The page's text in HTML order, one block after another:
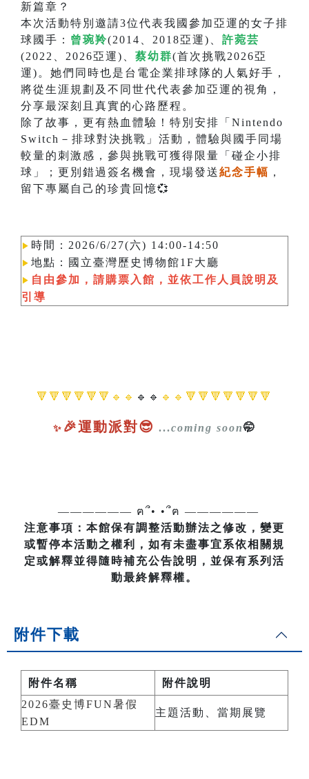
新篇章？
本次活動特別邀請3位代表我國參加亞運的女子排
球國手： 曾琬羚(2014、2018亞運)、 許菀芸
(2022、2026亞運)、 蔡幼群(首次挑戰2026亞
運)。她們同時也是台電企業排球隊的人氣好手，
將從生涯規劃及不同世代代表參加亞運的視角，
分享最深刻且真實的心路歷程。
除了故事，更有熱血體驗！特別安排「Nintendo
Switch－排球對決挑戰」活動，體驗與國手同場
較量的刺激感，參與挑戰可獲得限量「碰企小排
球」；更別錯過簽名機會，現場發送紀念手幅 ，
留下專屬自己的珍貴回憶💞
▶︎ 時間：2026/6/27(六) 14:00-14:50
▶︎ 地點：國立臺灣歷史博物館1F大廳
▶︎ 自由參加，請購票入館，並依工作人員說明及
引導
🔻🔻🔻🔻🔻🔻🔹🔹 🔹🔹 🔹🔹🔻🔻🔻🔻🔻🔻🔻
✨ 🎉運動派對😎 ...coming soon🤭
—————— ฅ՞• •՞ฅ ——————
注意事項：本館保有調整活動辦法之修改，變更
或暫停本活動之權利，如有未盡事宜系依相關規
定或解釋並得隨時補充公告說明，並保有系列活
動最終解釋權。
附件下載
附件名稱
附件說明
2026臺史博FUN暑假
EDM
主題活動、當期展覽